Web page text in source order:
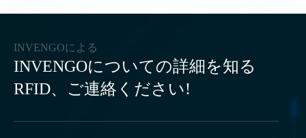
INVENGOによる
INVENGOについての詳細を知る
RFID、ご連絡ください!